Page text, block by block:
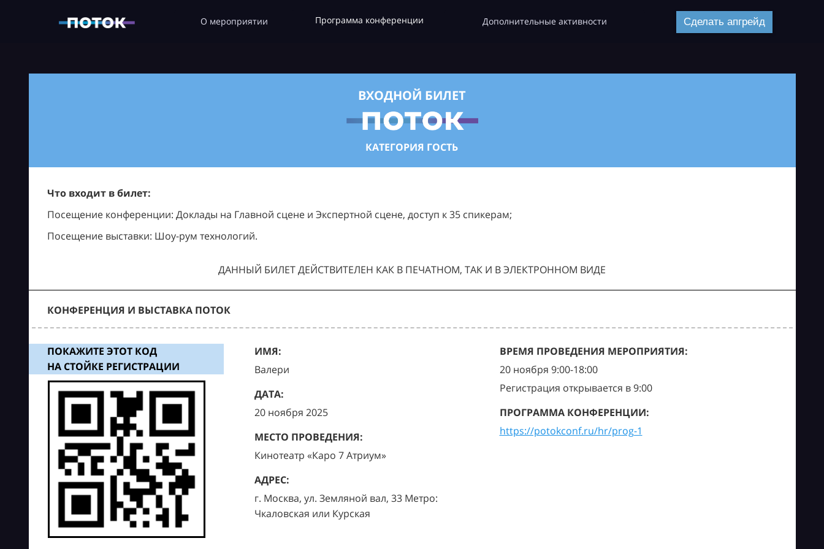
О мероприятии Программа конференции Дополнительные активности Сделать апгрейд
ВХОДНОЙ БИЛЕТ
КАТЕГОРИЯ ГОСТЬ
Что входит в билет:
Посещение конференции: Доклады на Главной сцене и Экспертной сцене, доступ к 35 спикерам;
Посещение выставки: Шоу-рум технологий.
ДАННЫЙ БИЛЕТ ДЕЙСТВИТЕЛЕН КАК В ПЕЧАТНОМ, ТАК И В ЭЛЕКТРОННОМ ВИДЕ
КОНФЕРЕНЦИЯ И ВЫСТАВКА ПОТОК
ПОКАЖИТЕ ЭТОТ КОД
НА СТОЙКЕ РЕГИСТРАЦИИ
ИМЯ:
Валери
ДАТА:
20 ноября 2025
МЕСТО ПРОВЕДЕНИЯ:
Кинотеатр «Каро 7 Атриум»
АДРЕС:
г. Москва, ул. Земляной вал, 33 Метро:
Чкаловская или Курская
ВРЕМЯ ПРОВЕДЕНИЯ МЕРОПРИЯТИЯ:
20 ноября 9:00-18:00
Регистрация открывается в 9:00
ПРОГРАММА КОНФЕРЕНЦИИ:
https://potokconf.ru/hr/prog-1